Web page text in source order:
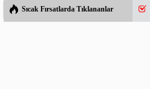
Sıcak Fırsatlarda Tıklananlar